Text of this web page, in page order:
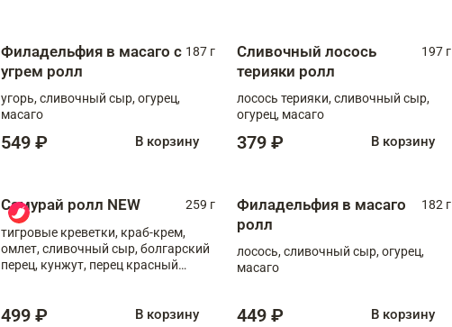
Филадельфия в масаго с
угрем ролл
187 г
угорь, сливочный сыр, огурец,
масаго
549 ₽ В корзину
Сливочный лосось
терияки ролл
197 г
лосось терияки, сливочный сыр,
огурец, масаго
379 ₽ В корзину
Самурай ролл NEW
259 г
тигровые креветки, краб-крем,
омлет, сливочный сыр, болгарский
перец, кунжут, перец красный
499 ₽ В корзину
Филадельфия в масаго
ролл
182 г
лосось, сливочный сыр, огурец,
масаго
449 ₽ В корзину